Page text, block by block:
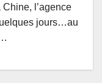
l’agence
jours…au